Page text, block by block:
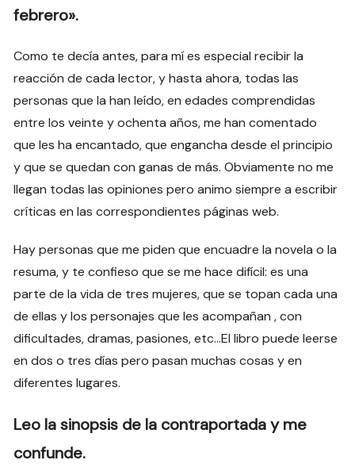
febrero».
Como te decía antes, para mí es especial recibir la
reacción de cada lector, y hasta ahora, todas las
personas que la han leído, en edades comprendidas
entre los veinte y ochenta años, me han comentado
que les ha encantado, que engancha desde el principio
y que se quedan con ganas de más. Obviamente no me
llegan todas las opiniones pero animo siempre a escribir
críticas en las correspondientes páginas web.
Hay personas que me piden que encuadre la novela o la
resuma, y te confieso que se me hace difícil: es una
parte de la vida de tres mujeres, que se topan cada una
de ellas y los personajes que les acompañan , con
dificultades, dramas, pasiones, etc…El libro puede leerse
en dos o tres días pero pasan muchas cosas y en
diferentes lugares.
Leo la sinopsis de la contraportada y me
confunde.